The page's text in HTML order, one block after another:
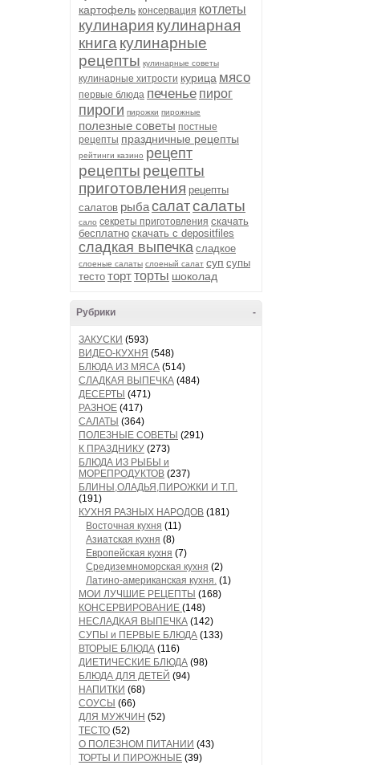
картофель консервация котлеты
кулинария кулинарная
книга кулинарные
рецепты кулинарные советы
кулинарные хитрости курица мясо
первые блюда печенье пирог
пироги пирожки пирожные
полезные советы постные
рецепты праздничные рецепты
рейтинги казино рецепт
рецепты рецепты
приготовления рецепты
салатов рыбасалатсалаты
сало секреты приготовления скачать
бесплатно скачать с depositfiles
сладкая выпечка сладкое
слоеные салаты слоеный салат суп супы
тесто тортторты шоколад
-
Рубрики
ЗАКУСКИ (593)
ВИДЕО-КУХНЯ (548)
БЛЮДА ИЗ МЯСА (514)
СЛАДКАЯ ВЫПЕЧКА (484)
ДЕСЕРТЫ (471)
РАЗНОЕ (417)
САЛАТЫ (364)
ПОЛЕЗНЫЕ СОВЕТЫ (291)
К ПРАЗДНИКУ (273)
БЛЮДА ИЗ РЫБЫ и
МОРЕПРОДУКТОВ (237)
БЛИНЫ,ОЛАДЬЯ,ПИРОЖКИ И Т.П.
(191)
КУХНЯ РАЗНЫХ НАРОДОВ (181)
Восточная кухня (11)
Азиатская кухня (8)
Европейская кухня (7)
Средиземноморская кухня (2)
Латино-американская кухня. (1)
МОИ ЛУЧШИЕ РЕЦЕПТЫ (168)
КОНСЕРВИРОВАНИЕ (148)
НЕСЛАДКАЯ ВЫПЕЧКА (142)
СУПЫ и ПЕРВЫЕ БЛЮДА (133)
ВТОРЫЕ БЛЮДА (116)
ДИЕТИЧЕСКИЕ БЛЮДА (98)
БЛЮДА ДЛЯ ДЕТЕЙ (94)
НАПИТКИ (68)
СОУСЫ (66)
ДЛЯ МУЖЧИН (52)
ТЕСТО (52)
О ПОЛЕЗНОМ ПИТАНИИ (43)
ТОРТЫ И ПИРОЖНЫЕ (39)